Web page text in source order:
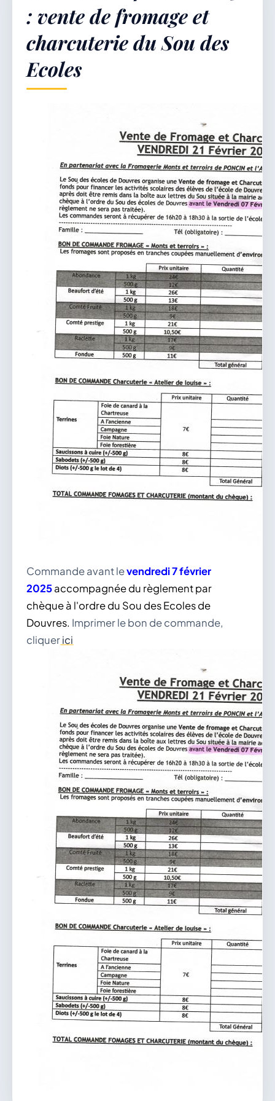
Démarches & Vie pratique
Découvrir la commune
SAMEDI 8 AOÛT 2026
Secrétariat ouvert
Lundi, mardi, jeudi, vendredi de 8h30 à 12h et
après-midi sur rendez-vous. Samedi sur rendez-
vous.
04 74 38 22 78
mairie@douvres.fr
140 Place de la Babillière, 01500 Douvres
Contacter la mairie
Le guichet des associations
: vente de fromage et
charcuterie du Sou des
Ecoles
Commande avant levendredi 7 février
2025accompagnée du règlement par
chèque à l'ordre du Sou des Ecoles de
Douvres. Imprimer le bon de commande,
cliquerici